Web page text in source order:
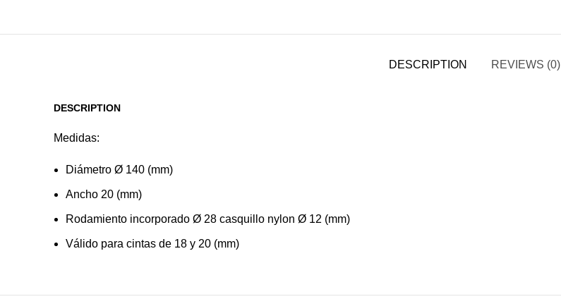
DESCRIPTION REVIEWS (0)
DESCRIPTION
Medidas:
Diámetro Ø 140 (mm)
Ancho 20 (mm)
Rodamiento incorporado Ø 28 casquillo nylon Ø 12 (mm)
Válido para cintas de 18 y 20 (mm)